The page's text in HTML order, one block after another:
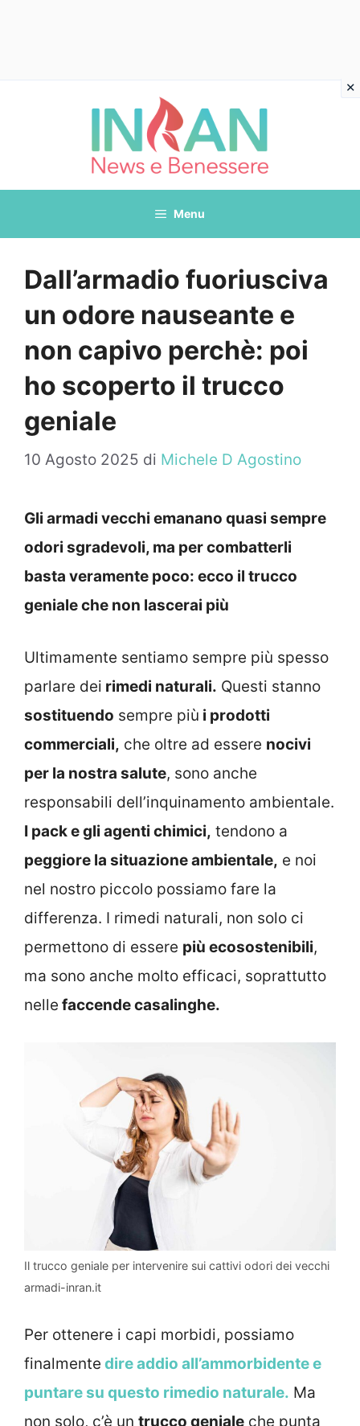
Menu
Dall’armadio fuoriusciva
un odore nauseante e
non capivo perchè: poi
ho scoperto il trucco
geniale
10 Agosto 2025 di Michele D Agostino
Gli armadi vecchi emanano quasi sempre
odori sgradevoli, ma per combatterli
basta veramente poco: ecco il trucco
geniale che non lascerai più
Ultimamente sentiamo sempre più spesso
parlare dei rimedi naturali. Questi stanno
sostituendo sempre più i prodotti
commerciali, che oltre ad essere nocivi
per la nostra salute, sono anche
responsabili dell’inquinamento ambientale.
I pack e gli agenti chimici, tendono a
peggiore la situazione ambientale, e noi
nel nostro piccolo possiamo fare la
differenza. I rimedi naturali, non solo ci
permettono di essere più ecosostenibili,
ma sono anche molto efficaci, soprattutto
nelle faccende casalinghe.
Il trucco geniale per intervenire sui cattivi odori dei vecchi
armadi-inran.it
Per ottenere i capi morbidi, possiamo
finalmente dire addio all’ammorbidente e
puntare su questo rimedio naturale. Ma
non solo, c’è un trucco geniale che punta